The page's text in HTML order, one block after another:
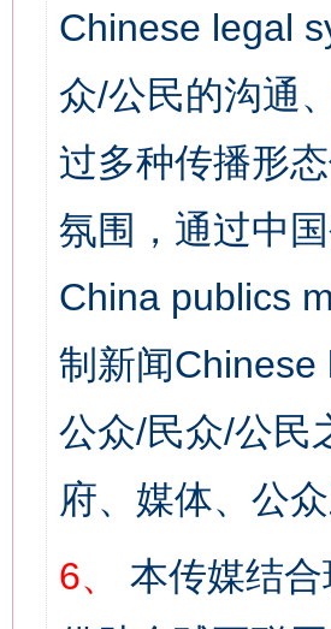
Chinese legal
众/公民的沟通
过多种传播形
氛围，通过中
China publics
制新闻Chinese
公众/民众/公民
府、媒体、公
6、
本传媒结